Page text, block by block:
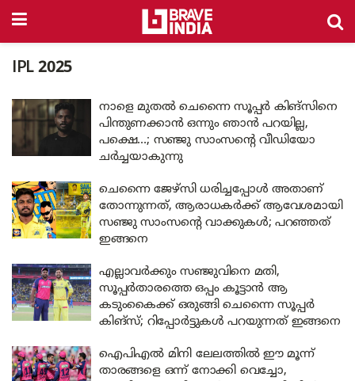
IPL 2025
നാളെ മുതൽ ചെന്നൈ സൂപ്പർ കിങ്സിനെ
പിന്തുണക്കാൻ ഒന്നും ഞാൻ പറയില്ല,
പക്ഷെ…; സഞ്ജു സാംസന്റെ വീഡിയോ
ചർച്ചയാകുന്നു
ചെന്നൈ ജേഴ്സി ധരിച്ചപ്പോൾ അതാണ്
തോന്നുന്നത്, ആരാധകർക്ക് ആവേശമായി
സഞ്ജു സാംസന്റെ വാക്കുകൾ; പറഞ്ഞത്
ഇങ്ങനെ
എല്ലാവർക്കും സഞ്ജുവിനെ മതി,
സൂപ്പർതാരത്തെ ഒപ്പം കൂട്ടാൻ ആ
കടുംകൈക്ക് ഒരുങ്ങി ചെന്നൈ സൂപ്പർ
കിങ്‌സ്; റിപ്പോർട്ടുകൾ പറയുന്നത് ഇങ്ങനെ
ഐപിഎൽ മിനി ലേലത്തിൽ ഈ മൂന്ന്
താരങ്ങളെ ഒന്ന് നോക്കി വെച്ചോ,